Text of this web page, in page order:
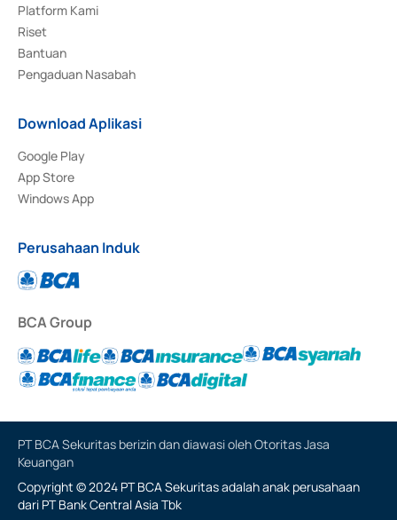
Platform Kami
Riset
Bantuan
Pengaduan Nasabah
Download Aplikasi
Google Play
App Store
Windows App
Perusahaan Induk
BCA Group
PT BCA Sekuritas berizin dan diawasi oleh Otoritas Jasa
Keuangan
Copyright © 2024 PT BCA Sekuritas adalah anak perusahaan
dari PT Bank Central Asia Tbk